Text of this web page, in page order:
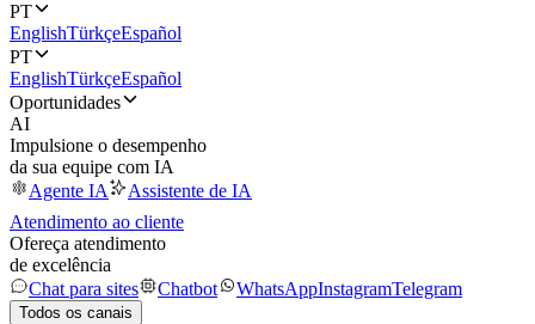
PT
EnglishTürkçeEspañol
PT
EnglishTürkçeEspañol
Oportunidades
AI
Impulsione o desempenho
da sua equipe com IA
Agente IA
Assistente de IA
Atendimento ao cliente
Ofereça atendimento
de excelência
Chat para sites
Chatbot WhatsAppInstagramTelegram
Todos os canais